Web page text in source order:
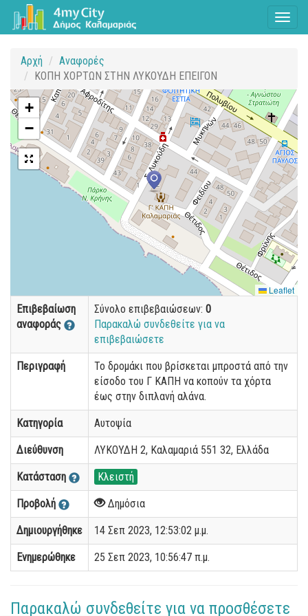
Αρχή
Αναφορές
ΚΟΠΗ ΧΟΡΤΩΝ ΣΤΗΝ ΛΥΚΟΥΔΗ ΕΠΕΙΓΟΝ
+
−
Leaflet
Επιβεβαίωση
αναφοράς
Σύνολο επιβεβαιώσεων: 0
Παρακαλώ συνδεθείτε για να
επιβεβαιώσετε
Περιγραφή
Το δρομάκι που βρίσκεται μπροστά από την
είσοδο του Γ ΚΑΠΗ να κοπούν τα χόρτα
έως στην διπλανή αλάνα.
Κατηγορία Αυτοψία
Διεύθυνση ΛΥΚΟΥΔΗ 2, Καλαμαριά 551 32, Ελλάδα
Κατάσταση Κλειστή
Προβολή Δημόσια
Δημιουργήθηκε 14 Σεπ 2023, 12:53:02 μ.μ.
Ενημερώθηκε 25 Σεπ 2023, 10:56:47 π.μ.
Παρακαλώ συνδεθείτε για να προσθέσετε